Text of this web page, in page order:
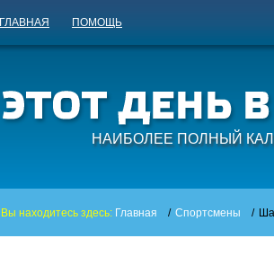
ГЛАВНАЯ ПОМОЩЬ
НАИБОЛЕЕ ПОЛНЫЙ
Вы находитесь здесь: Главная / Спортсмены /